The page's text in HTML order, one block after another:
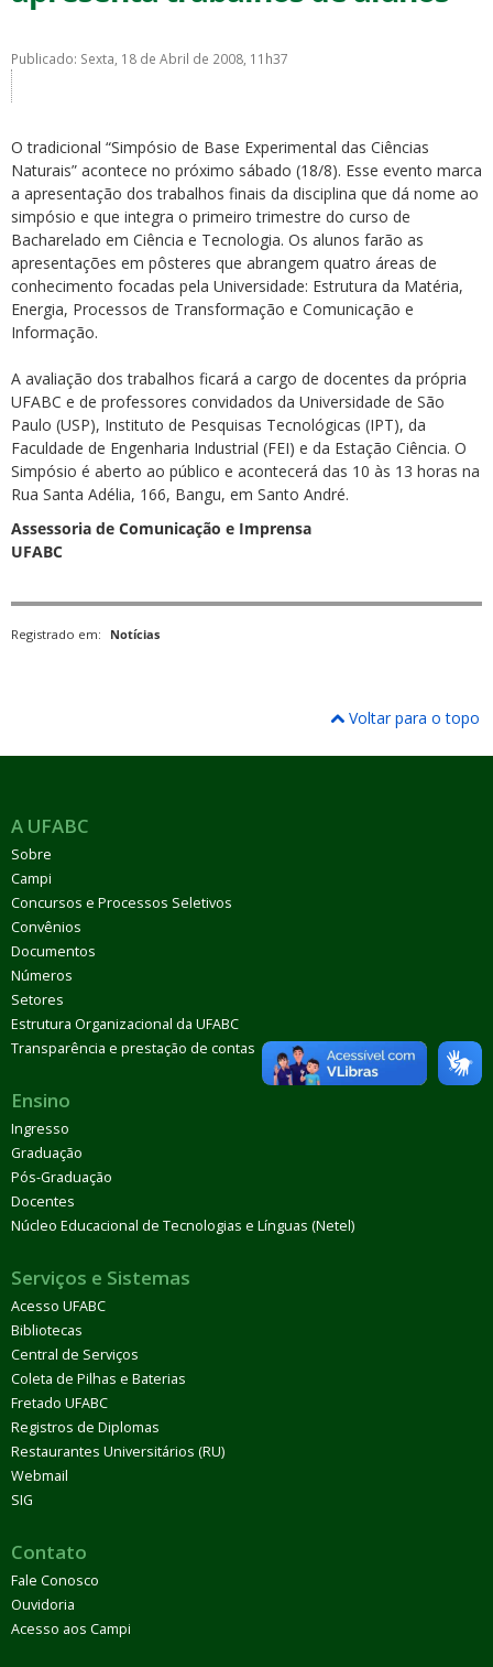
Publicado: Sexta, 18 de Abril de 2008, 11h37
O tradicional “Simpósio de Base Experimental das Ciências
Naturais” acontece no próximo sábado (18/8). Esse evento marca
a apresentação dos trabalhos finais da disciplina que dá nome ao
simpósio e que integra o primeiro trimestre do curso de
Bacharelado em Ciência e Tecnologia. Os alunos farão as
apresentações em pôsteres que abrangem quatro áreas de
conhecimento focadas pela Universidade: Estrutura da Matéria,
Energia, Processos de Transformação e Comunicação e
Informação.
A avaliação dos trabalhos ficará a cargo de docentes da própria
UFABC e de professores convidados da Universidade de São
Paulo (USP), Instituto de Pesquisas Tecnológicas (IPT), da
Faculdade de Engenharia Industrial (FEI) e da Estação Ciência. O
Simpósio é aberto ao público e acontecerá das 10 às 13 horas na
Rua Santa Adélia, 166, Bangu, em Santo André.
Assessoria de Comunicação e Imprensa
UFABC
Registrado em: Notícias
Voltar para o topo
A UFABC
Sobre
Campi
Concursos e Processos Seletivos
Convênios
Documentos
Números
Setores
Estrutura Organizacional da UFABC
Transparência e prestação de contas
Ensino
Ingresso
Graduação
Pós-Graduação
Docentes
Núcleo Educacional de Tecnologias e Línguas (Netel)
Serviços e Sistemas
Acesso UFABC
Bibliotecas
Central de Serviços
Coleta de Pilhas e Baterias
Fretado UFABC
Registros de Diplomas
Restaurantes Universitários (RU)
Webmail
SIG
Contato
Fale Conosco
Ouvidoria
Acesso aos Campi